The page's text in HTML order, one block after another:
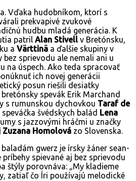
Vďaka hudobníkom, ktorí s
prekvapivé zvukové
hudbu mladá generácia. K
patril Alan Stivell v Bretónsku,
a Värttinä a ďalšie skupiny v
bez sprievodu ale nemali ani u
na úspech. Ako teda spracovať
ich novej generácii
posun riešili desiatky
spevák Erik Marchand
s rumunskou dychovkou Taraf de
švédskych balád Lena
s jazzovými hráčmi u značky
Zuzana Homolová zo Slovenska.
gwerz je írsky žáner sean-
spievané aj bez sprievodu
štýly porovnáva: „My kladieme
zatiaľ čo Íri používajú melodické